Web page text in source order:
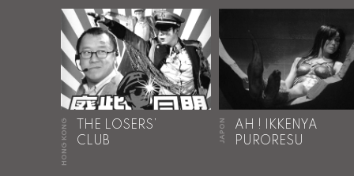
HONG KONG
THE LOSERS’
CLUB
JAPON
AH ! IKKENYA
PURORESU